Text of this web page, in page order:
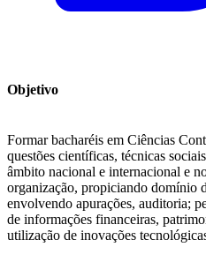
Objetivo
Formar bacharéis em Ciências
questões científicas, técnicas
âmbito nacional e internacional e
organização, propiciando domínio
envolvendo apurações, auditoria;
de informações financeiras,
utilização de inovações